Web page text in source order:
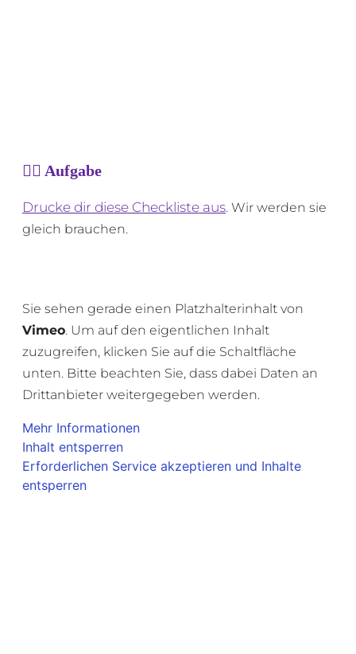
👉🏻 Aufgabe
Drucke dir diese Checkliste aus. Wir werden sie
gleich brauchen.
Sie sehen gerade einen Platzhalterinhalt von
Vimeo. Um auf den eigentlichen Inhalt
zuzugreifen, klicken Sie auf die Schaltfläche
unten. Bitte beachten Sie, dass dabei Daten an
Drittanbieter weitergegeben werden.
Mehr Informationen
Inhalt entsperren
Erforderlichen Service akzeptieren und Inhalte
entsperren